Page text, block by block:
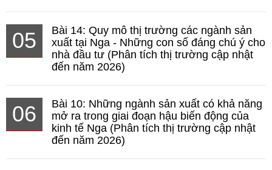
05
Bài 14: Quy mô thị trường các ngành sản
xuất tại Nga - Những con số đáng chú ý cho
nhà đầu tư (Phân tích thị trường cập nhật
đến năm 2026)
06
Bài 10: Những ngành sản xuất có khả năng
mở ra trong giai đoạn hậu biến động của
kinh tế Nga (Phân tích thị trường cập nhật
đến năm 2026)